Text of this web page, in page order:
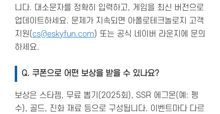
니다. 대소문자를 정확히 입력하고, 게임을 최신 버전으로
업데이트하세요. 문제가 지속되면 아폴로테크놀로지 고객
지원(cs@eskyfun.com) 또는 공식 네이버 라운지에 문의
하세요.
Q. 쿠폰으로 어떤 보상을 받을 수 있나요?
보상은 스타젬, 무료 뽑기(2025회), SSR 에그몬(예: 펭
수), 골드, 진화 재료 등으로 구성됩니다. 이벤트마다 다르